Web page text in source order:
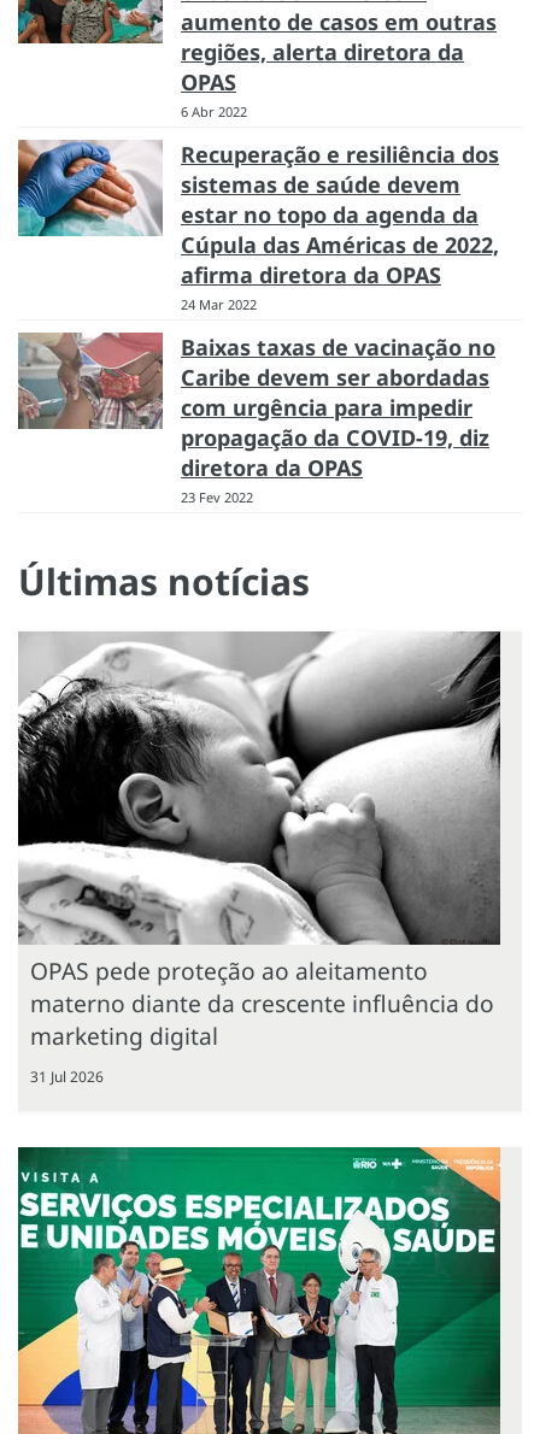
aumento de casos em outras
regiões, alerta diretora da
OPAS
6 Abr 2022
Recuperação e resiliência dos
sistemas de saúde devem
estar no topo da agenda da
Cúpula das Américas de 2022,
afirma diretora da OPAS
24 Mar 2022
Baixas taxas de vacinação no
Caribe devem ser abordadas
com urgência para impedir
propagação da COVID-19, diz
diretora da OPAS
23 Fev 2022
Últimas notícias
OPAS pede proteção ao aleitamento
materno diante da crescente influência do
marketing digital
31 Jul 2026